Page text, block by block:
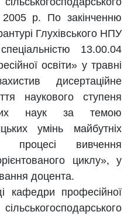
р. По закінченню
Глухівського НПУ
13.00.04
освіти» у травні
дисертаційне
наукового ступеня
наук за темою
умінь майбутніх
у процесі вивчення
циклу», у
доцента.
кафедри професійної